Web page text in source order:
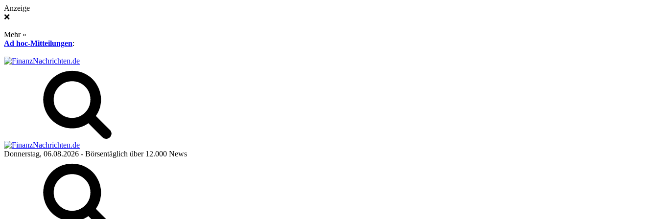
Anzeige
❌
Mehr »
Ad hoc-Mitteilungen:
Donnerstag, 06.08.2026 - Börsentäglich über 12.000 News